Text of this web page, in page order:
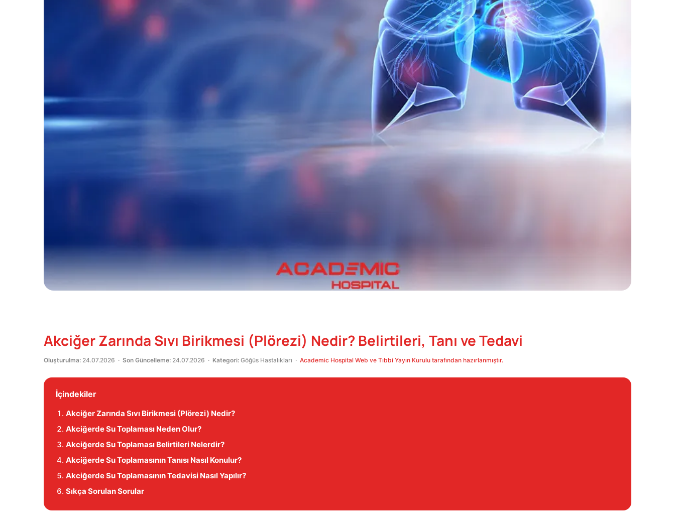
Akciğer Zarında Sıvı Birikmesi (Plörezi) Nedir? Belirtileri, Tanı ve Tedavi
Oluşturulma: 24.07.2026 · Son Güncelleme: 24.07.2026 · Kategori: Göğüs Hastalıkları · Academic Hospital Web ve Tıbbi Yayın Kurulu tarafından hazırlanmıştır.
İçindekiler
Akciğer Zarında Sıvı Birikmesi (Plörezi) Nedir?
Akciğerde Su Toplaması Neden Olur?
Akciğerde Su Toplaması Belirtileri Nelerdir?
Akciğerde Su Toplamasının Tanısı Nasıl Konulur?
Akciğerde Su Toplamasının Tedavisi Nasıl Yapılır?
Sıkça Sorulan Sorular